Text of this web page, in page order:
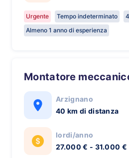
Urgente Tempo indeterminato
Almeno 1 anno di esperienza
Montatore
Arzignano
40 km di distanza
lordi/anno
27.000 € - 31.000 €